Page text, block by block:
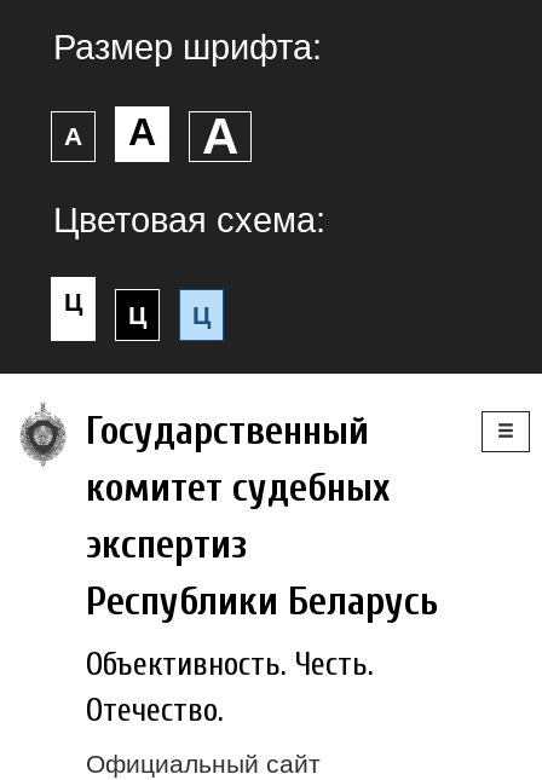
Размер шрифта:
А А А
Цветовая схема:
Ц Ц Ц
Государственный
комитет судебных
экспертиз
Республики Беларусь
Объективность. Честь.
Отечество.
Официальный сайт